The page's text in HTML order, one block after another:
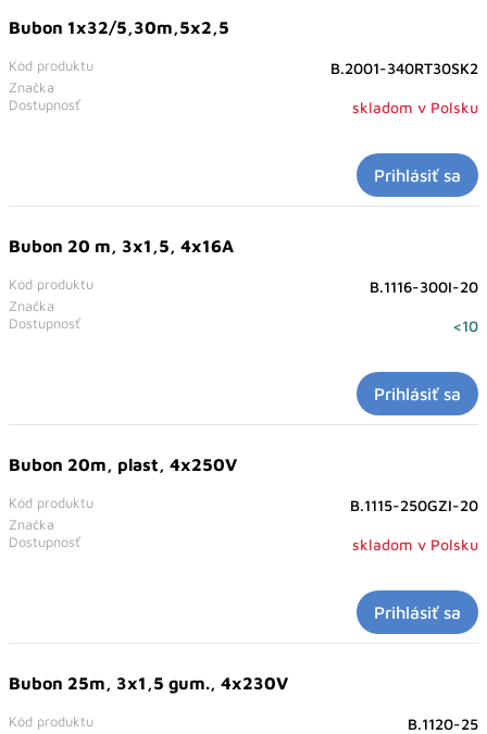
Bubon 1x32/5,30m,5x2,5
Značka
Kód produktu B.2001-340RT30SK2
Dostupnosť skladom v Polsku
Prihlásiť sa
Bubon 20 m, 3x1,5, 4x16A
Značka
Kód produktu B.1116-300I-20
Dostupnosť <10
Prihlásiť sa
Bubon 20m, plast, 4x250V
Značka
Kód produktu B.1115-250GZI-20
Dostupnosť skladom v Polsku
Prihlásiť sa
Bubon 25m, 3x1,5 gum., 4x230V
Kód produktu B.1120-25